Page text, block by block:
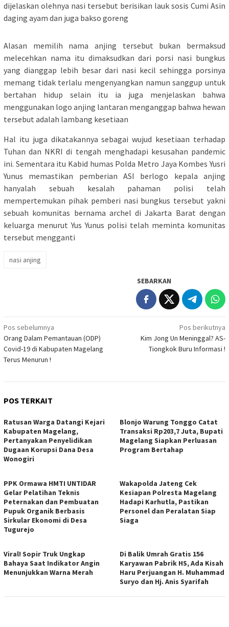
dijelaskan olehnya nasi tersebut berisikan lauk sosis Cumi Asin
daging ayam dan juga bakso goreng
Alasan memilih nama anjing tersebut bukan bermaksud
melecehkan nama itu dimaksudkan dari porsi nasi bungkus
yang dianggap lebih besar dari nasi kecil sehingga porsinya
memang tidak terlalu mengenyangkan namun sanggup untuk
bertahan hidup selain itu ia juga menjelaskan bahwa
menggunakan logo anjing lantaran menganggap bahwa hewan
tersebut adalah lambang kesetiaan
Hal itu juga dikatakannya sebagai wujud kesetiaan terhadap
Tuhan dan NKRI di tengah menghadapi kesusahan pandemic
ini. Sementara itu Kabid humas Polda Metro Jaya Kombes Yusri
Yunus memastikan pemberian ASI berlogo kepala anjing
hanyalah sebuah kesalah pahaman polisi telah
mempertemukan pihak pemberi nasi bungkus tersebut yakni
sebuah komunitas bernama archel di Jakarta Barat dengan
keluarga menurut Yus Yunus polisi telah meminta komunitas
tersebut mengganti
nasi anjing
SEBARKAN
Navigasi
pos
Pos sebelumnya
Orang Dalam Pemantauan (ODP)
Covid-19 di Kabupaten Magelang
Terus Menurun !
Pos berikutnya
Kim Jong Un Meninggal? AS-
Tiongkok Buru Informasi !
POS TERKAIT
Ratusan Warga Datangi Kejari
Kabupaten Magelang,
Pertanyakan Penyelidikan
Dugaan Korupsi Dana Desa
Wonogiri
Blonjo Warung Tonggo Catat
Transaksi Rp203,7 Juta, Bupati
Magelang Siapkan Perluasan
Program Bertahap
PPK Ormawa HMTI UNTIDAR
Gelar Pelatihan Teknis
Peternakan dan Pembuatan
Pupuk Organik Berbasis
Sirkular Ekonomi di Desa
Tugurejo
Wakapolda Jateng Cek
Kesiapan Polresta Magelang
Hadapi Karhutla, Pastikan
Personel dan Peralatan Siap
Siaga
Viral! Sopir Truk Ungkap
Bahaya Saat Indikator Angin
Menunjukkan Warna Merah
Di Balik Umrah Gratis 156
Karyawan Pabrik HS, Ada Kisah
Haru Perjuangan H. Muhammad
Suryo dan Hj. Anis Syarifah